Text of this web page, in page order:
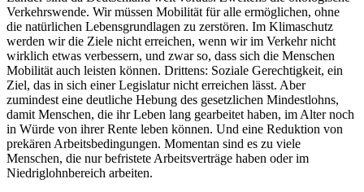
Verkehrswende. Wir müssen Mobilität für alle ermöglichen, ohne
die natürlichen Lebensgrundlagen zu zerstören. Im Klimaschutz
werden wir die Ziele nicht erreichen, wenn wir im Verkehr nicht
wirklich etwas verbessern, und zwar so, dass sich die Menschen
Mobilität auch leisten können. Drittens: Soziale Gerechtigkeit, ein
Ziel, das in sich einer Legislatur nicht erreichen lässt. Aber
zumindest eine deutliche Hebung des gesetzlichen Mindestlohns,
damit Menschen, die ihr Leben lang gearbeitet haben, im Alter noch
in Würde von ihrer Rente leben können. Und eine Reduktion von
prekären Arbeitsbedingungen. Momentan sind es zu viele
Menschen, die nur befristete Arbeitsverträge haben oder im
Niedriglohnbereich arbeiten.